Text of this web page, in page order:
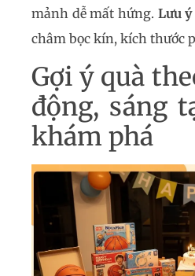
mảnh dễ mất hứng. Lưu
châm bọc kín, kích thước
Gợi ý quà
động, sáng
khám phá